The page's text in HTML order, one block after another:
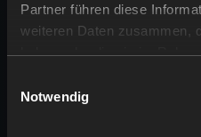
Partner führen diese
weiteren Daten zusammen,
haben oder die sie im
NotwendigMechaniken und